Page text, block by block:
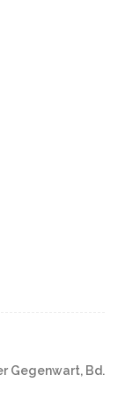
Gegenwart, Bd.